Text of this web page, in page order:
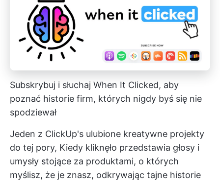
Subskrybuj i słuchaj When It Clicked, aby
poznać historie firm, których nigdy byś się nie
spodziewał
Jeden z ClickUp's ulubione kreatywne projekty
do tej pory, Kiedy kliknęło przedstawia głosy i
umysły stojące za produktami, o których
myślisz, że je znasz, odkrywając tajne historie